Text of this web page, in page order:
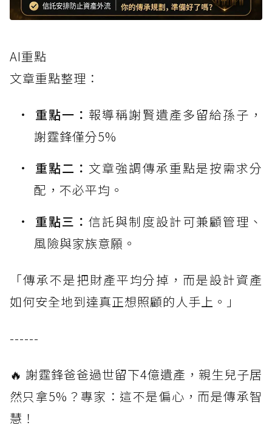
AI重點
文章重點整理：
重點一： 報導稱謝賢遺產多留給孫子，
謝霆鋒僅分5%
重點二： 文章強調傳承重點是按需求分
配，不必平均。
重點三：信託與制度設計可兼顧管理、
風險與家族意願。
「傳承不是把財產平均分掉，而是設計資產
如何安全地到達真正想照顧的人手上。」
------
🔥 謝霆鋒爸爸過世留下4億遺產，親生兒子居
然只拿5%？專家：這不是偏心，而是傳承智
慧！